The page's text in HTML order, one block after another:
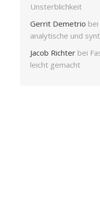
Unsterblichkeit
Gerrit Demetrio bei
analytische und
Jacob Richter bei
leicht gemacht